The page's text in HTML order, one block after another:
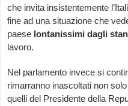
che invita insistentemente
fine ad una situazione che
paese lontanissimi dagli
lavoro.
Nel parlamento invece si
rimarranno inascoltati non
quelli del Presidente della